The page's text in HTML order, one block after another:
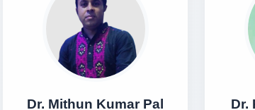
Dr. Mithun Kumar Pal Dr.